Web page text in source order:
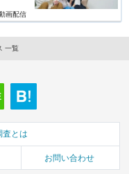
画配信
一覧
査とは
お問い合わせ